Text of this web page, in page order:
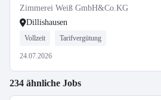
Zimmerei Weiß GmbH&Co.KG
Dillishausen
Vollzeit Tarifvergütung
24.07.2026
234 ähnliche Jobs